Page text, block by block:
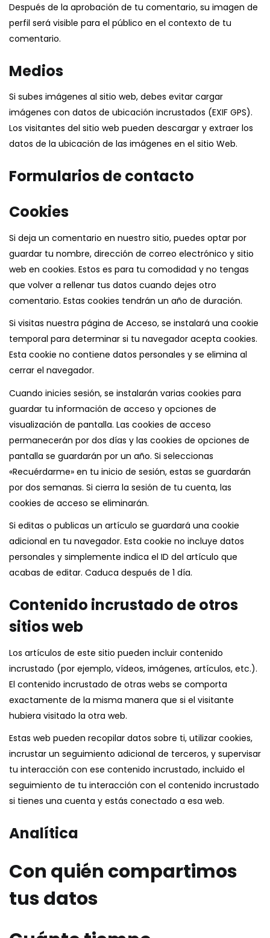
Después de la aprobación de tu comentario, su imagen de
perfil será visible para el público en el contexto de tu
comentario.
Medios
Si subes imágenes al sitio web, debes evitar cargar
imágenes con datos de ubicación incrustados (EXIF GPS).
Los visitantes del sitio web pueden descargar y extraer los
datos de la ubicación de las imágenes en el sitio Web.
Formularios de contacto
Cookies
Si deja un comentario en nuestro sitio, puedes optar por
guardar tu nombre, dirección de correo electrónico y sitio
web en cookies. Estos es para tu comodidad y no tengas
que volver a rellenar tus datos cuando dejes otro
comentario. Estas cookies tendrán un año de duración.
Si visitas nuestra página de Acceso, se instalará una cookie
temporal para determinar si tu navegador acepta cookies.
Esta cookie no contiene datos personales y se elimina al
cerrar el navegador.
Cuando inicies sesión, se instalarán varias cookies para
guardar tu información de acceso y opciones de
visualización de pantalla. Las cookies de acceso
permanecerán por dos días y las cookies de opciones de
pantalla se guardarán por un año. Si seleccionas
«Recuérdarme» en tu inicio de sesión, estas se guardarán
por dos semanas. Si cierra la sesión de tu cuenta, las
cookies de acceso se eliminarán.
Si editas o publicas un artículo se guardará una cookie
adicional en tu navegador. Esta cookie no incluye datos
personales y simplemente indica el ID del artículo que
acabas de editar. Caduca después de 1 día.
Contenido incrustado de otros
sitios web
Los artículos de este sitio pueden incluir contenido
incrustado (por ejemplo, vídeos, imágenes, artículos, etc.).
El contenido incrustado de otras webs se comporta
exactamente de la misma manera que si el visitante
hubiera visitado la otra web.
Estas web pueden recopilar datos sobre ti, utilizar cookies,
incrustar un seguimiento adicional de terceros, y supervisar
tu interacción con ese contenido incrustado, incluido el
seguimiento de tu interacción con el contenido incrustado
si tienes una cuenta y estás conectado a esa web.
Analítica
Con quién compartimos
tus datos